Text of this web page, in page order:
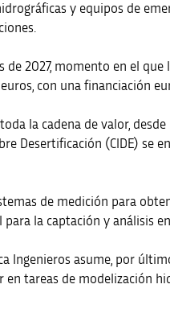
y equipos de
2027, momento en el
con una financiación
la cadena de valor,
Desertificación (CIDE)
de medición para
la captación y análisis
Ingenieros asume, por
tareas de modelización